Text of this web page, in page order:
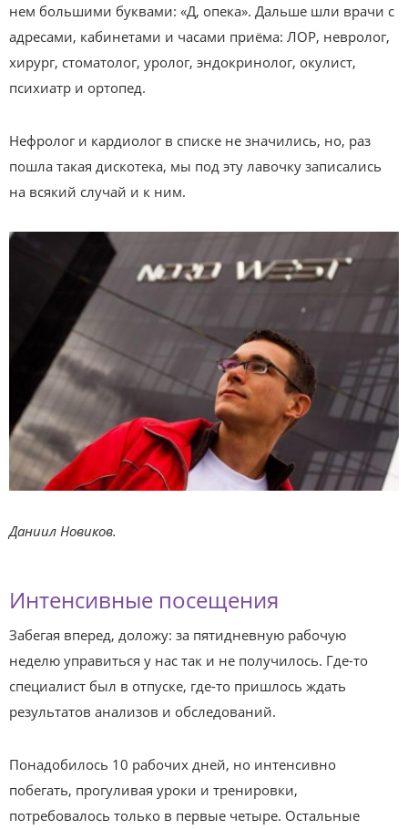
нем большими буквами: «Д, опека». Дальше шли врачи с
адресами, кабинетами и часами приёма: ЛОР, невролог,
хирург, стоматолог, уролог, эндокринолог, окулист,
психиатр и ортопед.
Нефролог и кардиолог в списке не значились, но, раз
пошла такая дискотека, мы под эту лавочку записались
на всякий случай и к ним.
Даниил Новиков.
Интенсивные посещения
Забегая вперед, доложу: за пятидневную рабочую
неделю управиться у нас так и не получилось. Где-то
специалист был в отпуске, где-то пришлось ждать
результатов анализов и обследований.
Понадобилось 10 рабочих дней, но интенсивно
побегать, прогуливая уроки и тренировки,
потребовалось только в первые четыре. Остальные